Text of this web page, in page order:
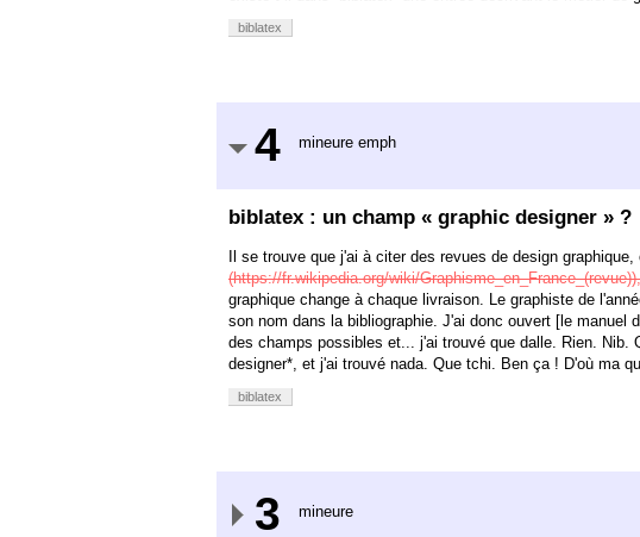
biblatex
4 mineure emph
biblatex : un champ « graphic designer » ?
Il se trouve que j'ai à citer des revues de design
(https://fr.wikipedia.org/wiki/
graphique change à chaque livraison. Le graphiste de
son nom dans la bibliographie. J'ai donc ouvert [le
des champs possibles et... j'ai trouvé que dalle. Rien.
designer*, et j'ai trouvé nada. Que tchi. Ben ça ! D'où ma
biblatex
3 mineure